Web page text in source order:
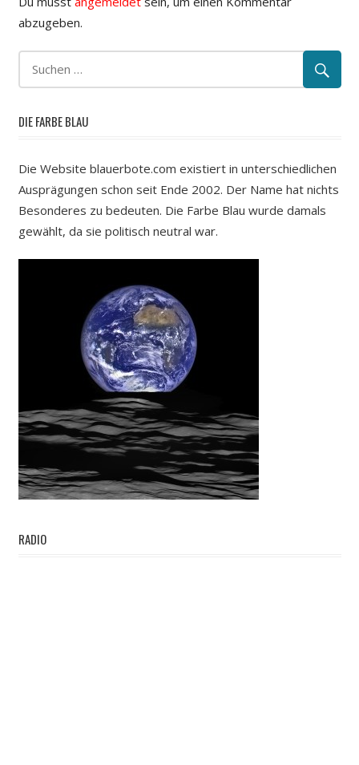
abzugeben.
DIE FARBE BLAU
Die Website blauerbote.com existiert in unterschiedlichen
Ausprägungen schon seit Ende 2002. Der Name hat nichts
Besonderes zu bedeuten. Die Farbe Blau wurde damals
gewählt, da sie politisch neutral war.
RADIO